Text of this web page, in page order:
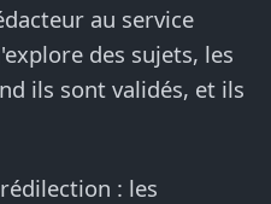
au service
des sujets, les
ils sont validés, et ils
: les